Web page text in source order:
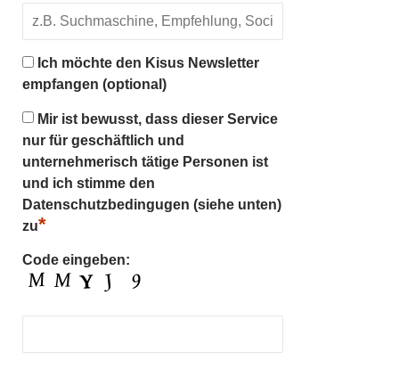
Ich möchte den Kisus Newsletter
empfangen (optional)
Mir ist bewusst, dass dieser Service
nur für geschäftlich und
unternehmerisch tätige Personen ist
und ich stimme den
Datenschutzbedingugen (siehe unten)
zu*
Code eingeben: